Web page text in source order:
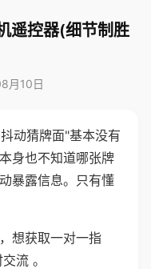
遥控器(细节制胜
月10日
动猜牌面"基本没有
身也不知道哪张牌
暴露信息。只有懂
想获取一对一指
流 。